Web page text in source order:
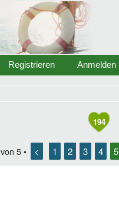
Anmelden
Registrieren
194
von 5 • < 1 2 3 4 5